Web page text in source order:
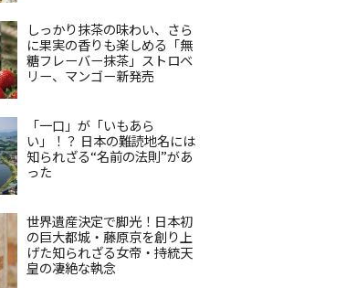
しっかり抹茶の味わい、さら
に果実の香りも楽しめる「無
糖フレーバー抹茶」ストロベ
リー、マンゴー新発売
「一口」が「いもあら
い」！？ 日本の難読地名には
知られざる“名前の法則”があ
った
世界遺産決定で脚光！日本初
の巨大都城・藤原京を創り上
げた知られざる女帝・持統天
皇の凄絶な執念